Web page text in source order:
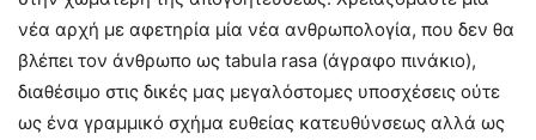
νέα αρχή με αφετηρία μία νέα ανθρωπολογία, που δεν θα
βλέπει τον άνθρωπο ως tabula rasa (άγραφο πινάκιο),
διαθέσιμο στις δικές μας μεγαλόστομες υποσχέσεις ούτε
ως ένα γραμμικό σχήμα ευθείας κατευθύνσεως αλλά ως